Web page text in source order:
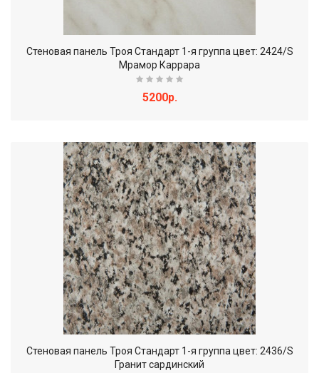
Стеновая панель Троя Стандарт 1-я группа цвет: 2424/S
Мрамор Каррара
5200р.
Стеновая панель Троя Стандарт 1-я группа цвет: 2436/S
Гранит сардинский